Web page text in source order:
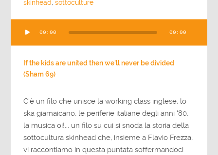
skinhead,sottoculture
Player
00:00 00:00
If the kids are united then we'll never be divided
(Sham 69)
C'è un filo che unisce la working class inglese, lo
ska giamaicano, le periferie italiane degli anni '80,
la musica oi!... un filo su cui si snoda la storia della
sottocultura skinhead che, insieme a Flavio Frezza,
vi raccontiamo in questa puntata soffermandoci